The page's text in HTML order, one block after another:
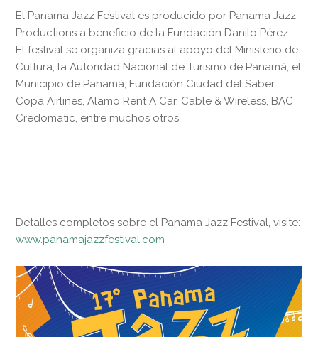
El Panama Jazz Festival es producido por Panama Jazz
Productions a beneficio de la Fundación Danilo Pérez.
El festival se organiza gracias al apoyo del Ministerio de
Cultura, la Autoridad Nacional de Turismo de Panamá, el
Municipio de Panamá, Fundación Ciudad del Saber,
Copa Airlines, Alamo Rent A Car, Cable & Wireless, BAC
Credomatic, entre muchos otros.
Detalles completos sobre el Panama Jazz Festival, visite:
www.panamajazzfestival.com